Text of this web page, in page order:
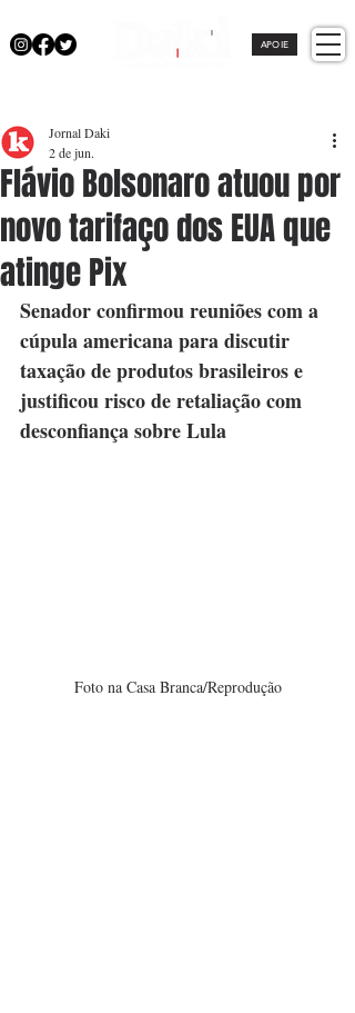
APOIE
Flávio Bolsonaro atuou por
novo tarifaço dos EUA que
atinge Pix
Jornal Daki
2 de jun.
Senador confirmou reuniões com a
cúpula americana para discutir
taxação de produtos brasileiros e
justificou risco de retaliação com
desconfiança sobre Lula
Foto na Casa Branca/Reprodução